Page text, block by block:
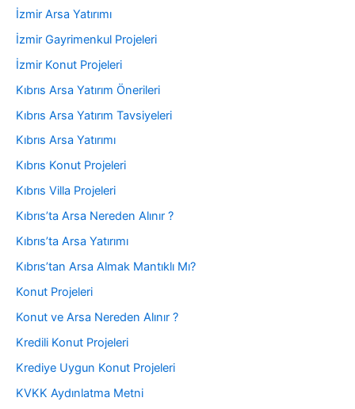
İzmir Arsa Yatırımı
İzmir Gayrimenkul Projeleri
İzmir Konut Projeleri
Kıbrıs Arsa Yatırım Önerileri
Kıbrıs Arsa Yatırım Tavsiyeleri
Kıbrıs Arsa Yatırımı
Kıbrıs Konut Projeleri
Kıbrıs Villa Projeleri
Kıbrıs’ta Arsa Nereden Alınır ?
Kıbrıs’ta Arsa Yatırımı
Kıbrıs’tan Arsa Almak Mantıklı Mı?
Konut Projeleri
Konut ve Arsa Nereden Alınır ?
Kredili Konut Projeleri
Krediye Uygun Konut Projeleri
KVKK Aydınlatma Metni